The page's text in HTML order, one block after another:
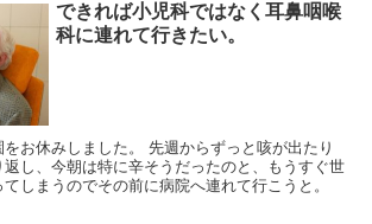
できれば小児科ではなく耳鼻咽喉
科に連れて行きたい。
お休みしました。 先週からずっと咳が出たり
し、今朝は特に辛そうだったのと、もうすぐ世
しまうのでその前に病院へ連れて行こうと。